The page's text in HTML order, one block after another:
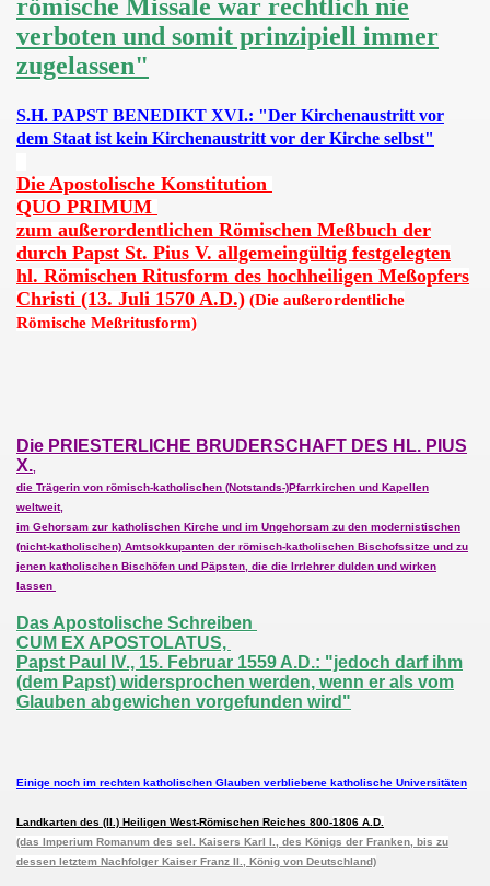
römische Missale war rechtlich nie
verboten und somit prinzipiell immer
zugelassen"
S.H. PAPST BENEDIKT XVI.: "Der Kirchenaustritt vor
dem Staat ist kein Kirchenaustritt vor der Kirche selbst"
Die Apostolische Konstitution
QUO PRIMUM
zum außerordentlichen Römischen Meßbuch der
durch Papst St. Pius V. allgemeingültig festgelegten
hl. Römischen Ritusform des hochheiligen Meßopfers
Christi (13. Juli 1570 A.D.) (Die außerordentliche
Römische Meßritusform)
Die PRIESTERLICHE BRUDERSCHAFT DES HL. PIUS
X.
die Trägerin von römisch-katholischen (Notstands-)Pfarrkirchen und Kapellen
weltweit,
im Gehorsam zur katholischen Kirche und im Ungehorsam zu den modernistischen
(nicht-katholischen) Amtsokkupanten der römisch-katholischen Bischofssitze und zu
jenen katholischen Bischöfen und Päpsten, die die Irrlehrer dulden und wirken
lassen
Das Apostolische Schreiben
CUM EX APOSTOLATUS,
Papst Paul IV., 15. Februar 1559 A.D.: "jedoch darf ihm
(dem Papst) widersprochen werden, wenn er als vom
Glauben abgewichen vorgefunden wird"
Einige noch im rechten katholischen Glauben verbliebene katholische Universitäten
Landkarten des (II.) Heiligen West-Römischen Reiches 800-1806 A.D.
(das Imperium Romanum des sel. Kaisers Karl I., des Königs der Franken, bis zu
dessen letztem Nachfolger Kaiser Franz II., König von Deutschland)
den USA
DER IMMERWÄHRENDEN HL. RÖMISCHEN MESSE
der Kirche ÜBER EINEN NICHTKATHOLIKEN, DER
apostolische und römische KIRCHE JESU CHRISTI
RÖMISCH-KATHOLISCHEN DEUTSCHEN ORDEN &
RÖMISCH-KATHOLISCHEN KAISERTÜMERN
1917 A.D. in Fátima ÜBER DIE KRIEGE IN DER
SCHEINEHEN: Die UNGÜLTIGKEIT mancher
KATHOLIKEN von Erzbischof Marcel Lefebvre
des seligen Papstes Johannes XXIII. über DIE
ÖSTERREICH und der Weltkrieg 1914-1918 A.D.